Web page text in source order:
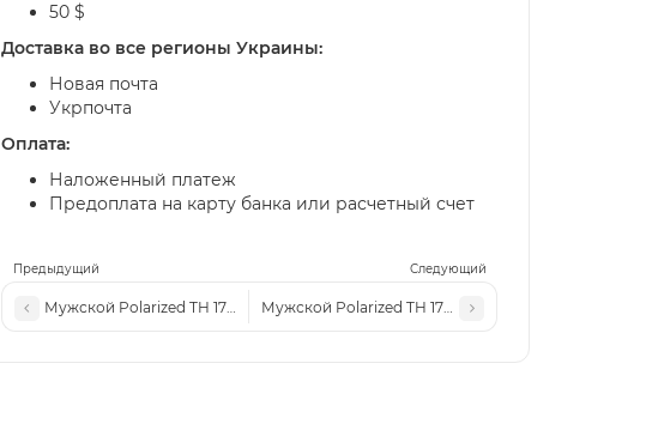
Предыдущий Следующий
Мужской Polarized TH 1722 c4 черные синее зеркалоМужской Polarized TH 1722 c2 черные-глянцевые
50 $
Доставка во все регионы Украины:
Новая почта
Укрпочта
Оплата:
Наложенный платеж
Предоплата на карту банка или расчетный счет